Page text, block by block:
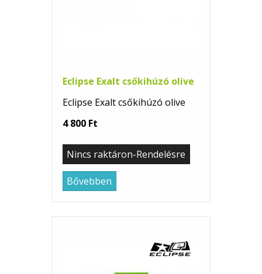
Eclipse Exalt csőkihúzó olive
Eclipse Exalt csőkihúzó olive
4 800 Ft
Nincs raktáron-Rendelésre
Bővebben